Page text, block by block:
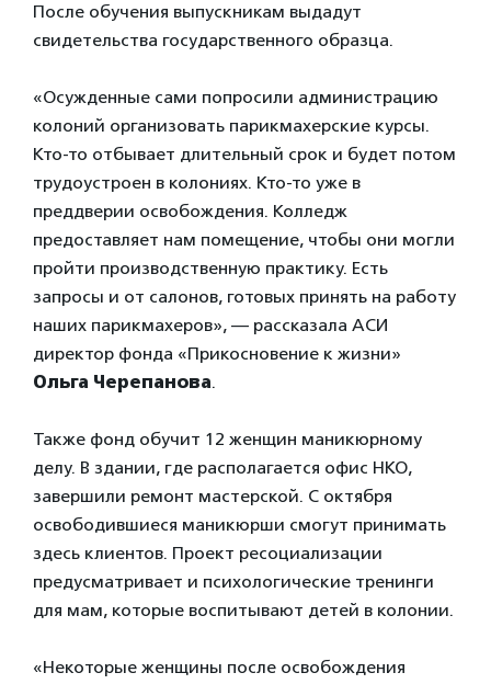
После обучения выпускникам выдадут
свидетельства государственного образца.
«Осужденные сами попросили администрацию
колоний организовать парикмахерские курсы.
Кто-то отбывает длительный срок и будет потом
трудоустроен в колониях. Кто-то уже в
преддверии освобождения. Колледж
предоставляет нам помещение, чтобы они могли
пройти производственную практику. Есть
запросы и от салонов, готовых принять на работу
наших парикмахеров», — рассказала АСИ
директор фонда «Прикосновение к жизни»
Ольга Черепанова.
Также фонд обучит 12 женщин маникюрному
делу. В здании, где располагается офис НКО,
завершили ремонт мастерской. С октября
освободившиеся маникюрши смогут принимать
здесь клиентов. Проект ресоциализации
предусматривает и психологические тренинги
для мам, которые воспитывают детей в колонии.
«Некоторые женщины после освобождения